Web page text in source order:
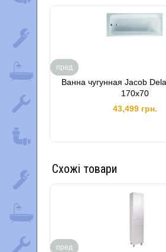
Ванна чугунная Jacob
170х70
43,499 грн.
пред
Схожі товари
пред